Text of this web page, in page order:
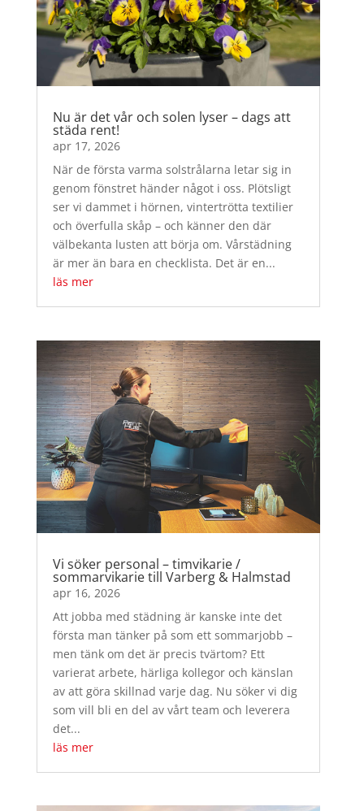
Nu är det vår och solen lyser – dags att
städa rent!
apr 17, 2026
När de första varma solstrålarna letar sig in
genom fönstret händer något i oss. Plötsligt
ser vi dammet i hörnen, vintertrötta textilier
och överfulla skåp – och känner den där
välbekanta lusten att börja om. Vårstädning
är mer än bara en checklista. Det är en...
läs mer
Vi söker personal – timvikarie /
sommarvikarie till Varberg & Halmstad
apr 16, 2026
Att jobba med städning är kanske inte det
första man tänker på som ett sommarjobb –
men tänk om det är precis tvärtom? Ett
varierat arbete, härliga kollegor och känslan
av att göra skillnad varje dag. Nu söker vi dig
som vill bli en del av vårt team och leverera
det...
läs mer